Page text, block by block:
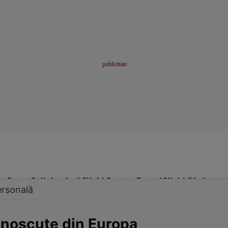
SportStil de viațăClick! Pentru FemeiClick! Sănătate
din Europa